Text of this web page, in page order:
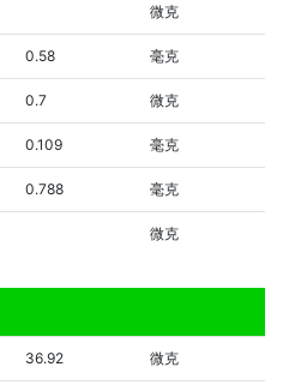
微克
0.58 毫克
0.7 微克
0.109 毫克
0.788 毫克
微克
36.92 微克